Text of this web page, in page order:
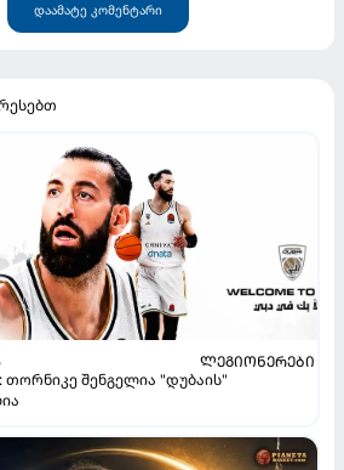
დაამატე კომენტარი
ᲚᲔᲒᲘᲝᲜᲔᲠᲔᲑᲘ
შენგელია "დუბაის"